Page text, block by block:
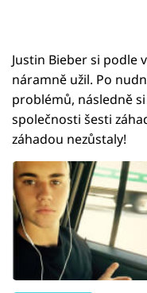
Justin Bieber si podle
náramně užil. Po
problémů, následně
společnosti šesti
záhadou nezůstaly!